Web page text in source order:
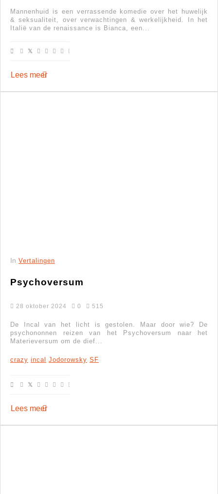
Mannenhuid is een verrassende komedie over het huwelijk
& seksualiteit, over verwachtingen & werkelijkheid. In het
Italië van de renaissance is Bianca, een...
Lees meer
In Vertalingen
Psychoversum
28 oktober 2024 0 515
De Incal van het licht is gestolen. Maar door wie? De
psychononnen reizen van het Psychoversum naar het
Materieversum om de dief...
crazy incal Jodorowsky SF
Lees meer